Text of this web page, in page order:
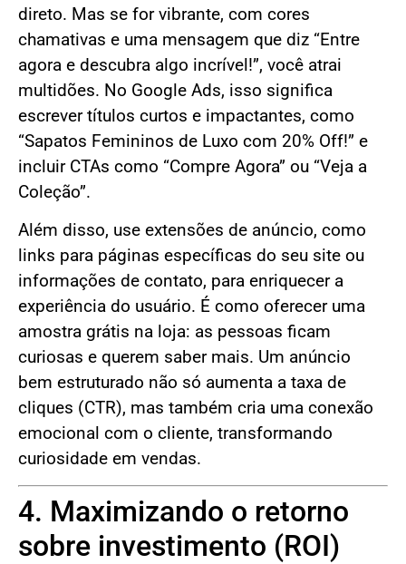
direto. Mas se for vibrante, com cores
chamativas e uma mensagem que diz “Entre
agora e descubra algo incrível!”, você atrai
multidões. No Google Ads, isso significa
escrever títulos curtos e impactantes, como
“Sapatos Femininos de Luxo com 20% Off!” e
incluir CTAs como “Compre Agora” ou “Veja a
Coleção”.
Além disso, use extensões de anúncio, como
links para páginas específicas do seu site ou
informações de contato, para enriquecer a
experiência do usuário. É como oferecer uma
amostra grátis na loja: as pessoas ficam
curiosas e querem saber mais. Um anúncio
bem estruturado não só aumenta a taxa de
cliques (CTR), mas também cria uma conexão
emocional com o cliente, transformando
curiosidade em vendas.
4. Maximizando o retorno
sobre investimento (ROI)